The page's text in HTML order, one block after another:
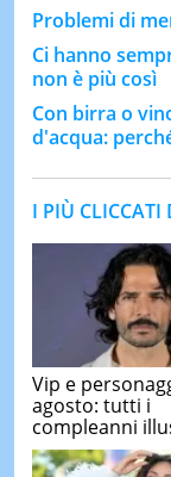
Problemi di
Ci hanno
non è più così
Con birra o
d'acqua:
I PIÙ CLICCATI
Vip e
agosto: tutti i
compleanni